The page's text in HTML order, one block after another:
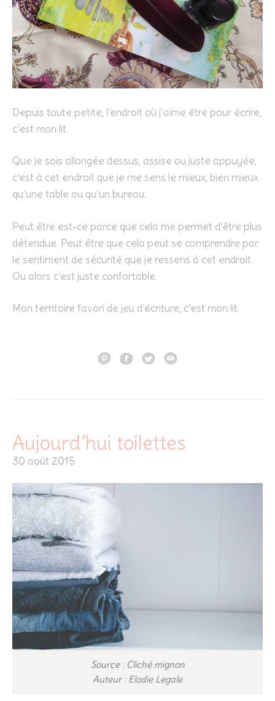
Depuis toute petite, l’endroit où j’aime être pour écrire,
c’est mon lit.
Que je sois allongée dessus, assise ou juste appuyée,
c’est à cet endroit que je me sens le mieux, bien mieux
qu’une table ou qu’un bureau.
Peut être est-ce parce que cela me permet d’être plus
détendue. Peut être que cela peut se comprendre par
le sentiment de sécurité que je ressens à cet endroit.
Ou alors c’est juste confortable.
Mon territoire favori de jeu d’écriture, c’est mon lit.
Aujourd’hui toilettes
30 août 2015
Source : Cliché mignon
Auteur : Elodie Legale